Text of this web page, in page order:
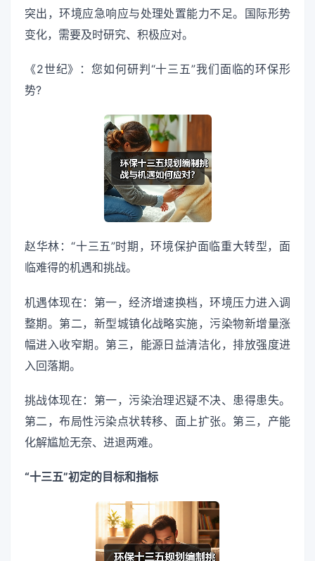
突出，环境应急响应与处理处置能力不足。国际形势
变化，需要及时研究、积极应对。
《2世纪》：您如何研判“十三五”我们面临的环保形
势?
赵华林：“十三五”时期，环境保护面临重大转型，面
临难得的机遇和挑战。
机遇体现在：第一，经济增速换档，环境压力进入调
整期。第二，新型城镇化战略实施，污染物新增量涨
幅进入收窄期。第三，能源日益清洁化，排放强度进
入回落期。
挑战体现在：第一，污染治理迟疑不决、患得患失。
第二，布局性污染点状转移、面上扩张。第三，产能
化解尴尬无奈、进退两难。
“十三五”初定的目标和指标